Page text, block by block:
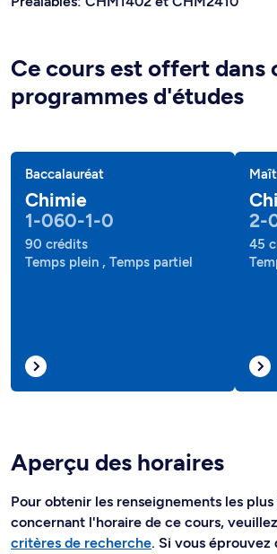
Ce cours est offert dans
programmes d'études
Baccalauréat
Chimie
1-060-1-0
90 crédits
Temps plein , Temps partiel
2-
45
Aperçu des horaires
Pour obtenir les renseignements les plus
concernant l'horaire de ce cours,
critères de recherche. Si vous éprouvez